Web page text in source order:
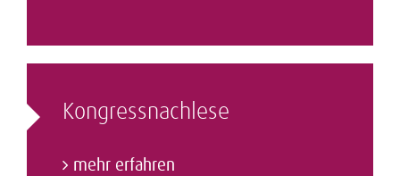
Kongressnachlese
mehr erfahren